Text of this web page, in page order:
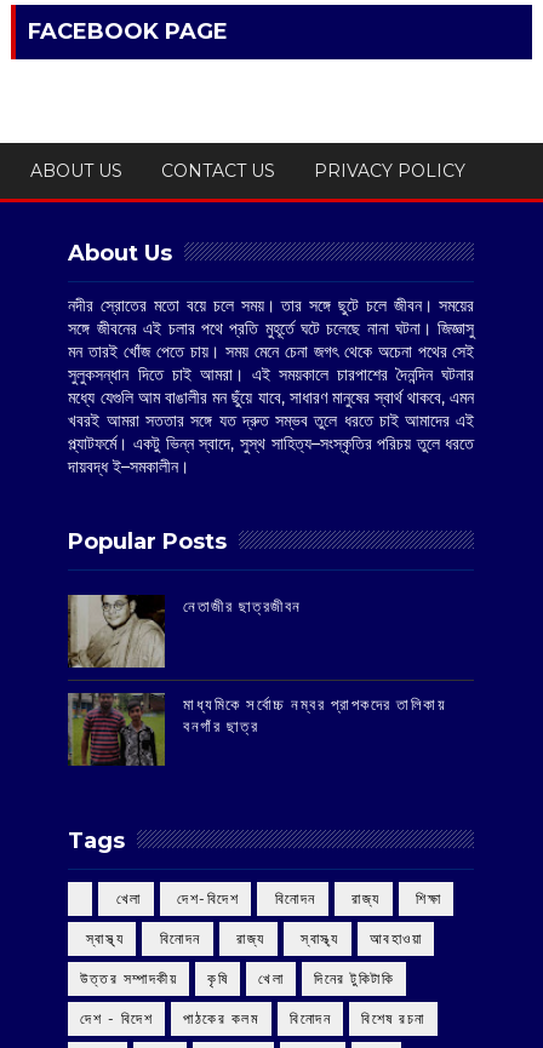
FACEBOOK PAGE
ABOUT US CONTACT US PRIVACY POLICY
About Us
নদীর স্রোতের মতো বয়ে চলে সময়। তার সঙ্গে ছুটে চলে জীবন। সময়ের
সঙ্গে জীবনের এই চলার পথে প্রতি মুহূর্তে ঘটে চলেছে নানা ঘটনা। জিজ্ঞাসু
মন তারই খোঁজ পেতে চায়। সময় মেনে চেনা জগৎ থেকে অচেনা পথের সেই
সুলুকসন্ধান দিতে চাই আমরা। এই সময়কালে চারপাশের দৈনন্দিন ঘটনার
মধ্যে যেগুলি আম বাঙালীর মন ছুঁয়ে যাবে, সাধারণ মানুষের স্বার্থ থাকবে, এমন
খবরই আমরা সততার সঙ্গে যত দ্রুত সম্ভব তুলে ধরতে চাই আমাদের এই
প্ল্যাটফর্মে। একটু ভিন্ন স্বাদে, সুস্থ সাহিত্য–সংস্কৃতির পরিচয় তুলে ধরতে
দায়বদ্ধ ই–সমকালীন।
Popular Posts
‌নেতাজীর ছাত্রজীবন
মাধ্যমিকে সর্বোচ্চ নম্বর প্রাপকদের তালিকায়
বনগাঁর ছাত্র
Tags
‌ খেলা ‌ দেশ-বিদেশ ‌ বিনোদন ‌ রাজ্য ‌ শিক্ষা
‌ স্বাস্থ্য ‌ বিনোদন ‌ রাজ্য ‌ স্বাস্থ্য আবহাওয়া
উত্তর সম্পাদকীয় কৃষি খেলা দিনের টুকিটাকি
দেশ - বিদেশ পাঠকের কলম বিনোদন বিশেষ রচনা